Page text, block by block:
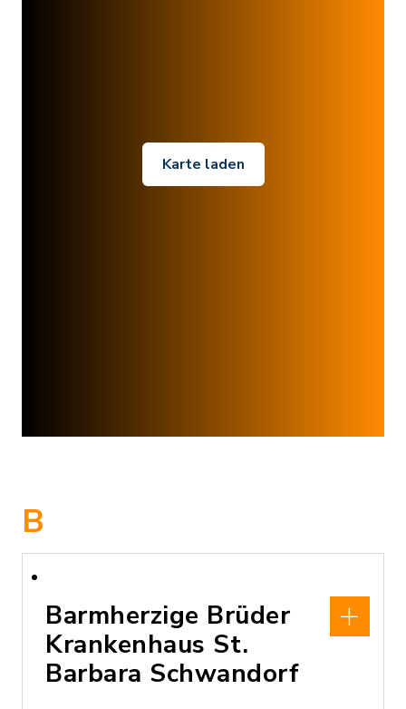
Karte laden
B
Barmherzige Brüder
Krankenhaus St.
Barbara Schwandorf